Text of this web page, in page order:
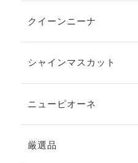
クイーンニーナ
シャインマスカット
ニューピオーネ
厳選品